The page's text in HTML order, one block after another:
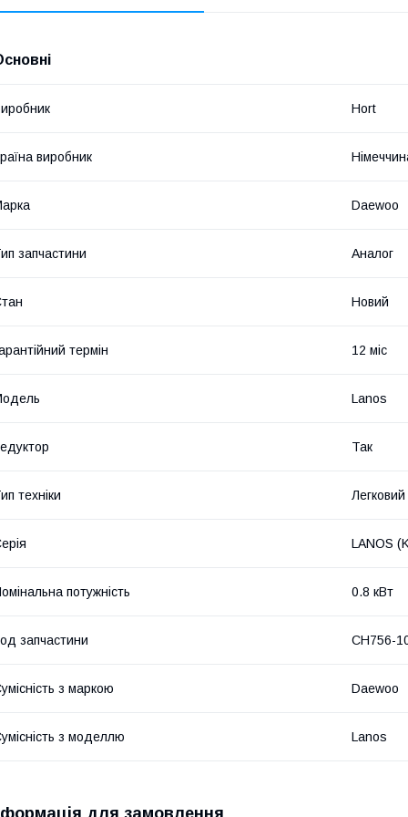
Hort
виробник
Daewoo
запчастини Аналог
Новий
термін 12 міс
Lanos
Так
техніки
LANOS
потужність 0.8 кВт
запчастини CH756-
з маркою Daewoo
з моделлю Lanos
для замовлення